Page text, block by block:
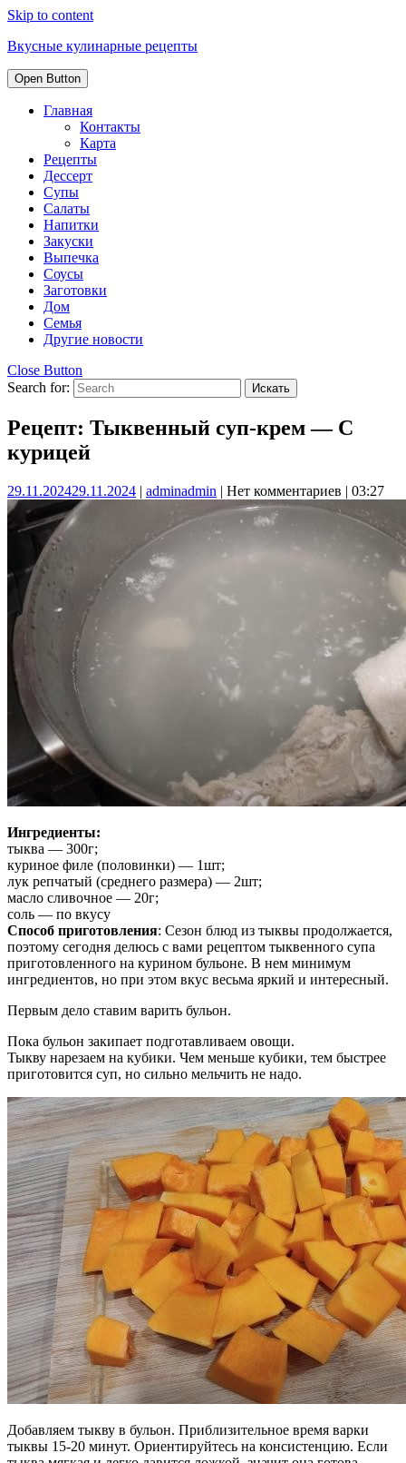
Skip to content
Вкусные кулинарные рецепты
Open Button
Главная
Контакты
Карта
Рецепты
Дессерт
Супы
Салаты
Напитки
Закуски
Выпечка
Соусы
Заготовки
Дом
Семья
Другие новости
Close Button
Search for:
Рецепт: Тыквенный суп-крем — С
курицей
29.11.202429.11.2024 | adminadmin | Нет комментариев | 03:27
Ингредиенты:
тыква — 300г;
куриное филе (половинки) — 1шт;
лук репчатый (среднего размера) — 2шт;
масло сливочное — 20г;
соль — по вкусу
Способ приготовления: Сезон блюд из тыквы продолжается,
поэтому сегодня делюсь с вами рецептом тыквенного супа
приготовленного на курином бульоне. В нем минимум
ингредиентов, но при этом вкус весьма яркий и интересный.
Первым дело ставим варить бульон.
Пока бульон закипает подготавливаем овощи.
Тыкву нарезаем на кубики. Чем меньше кубики, тем быстрее
приготовится суп, но сильно мельчить не надо.
Добавляем тыкву в бульон. Приблизительное время варки
тыквы 15-20 минут. Ориентируйтесь на консистенцию. Если